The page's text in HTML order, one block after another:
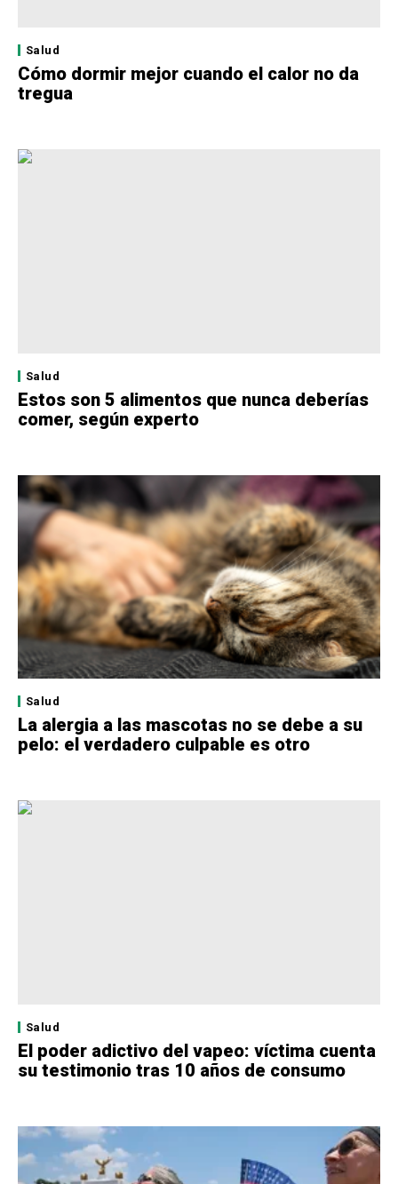
Salud
Cómo dormir mejor cuando el calor no da
tregua
Salud
Estos son 5 alimentos que nunca deberías
comer, según experto
Salud
La alergia a las mascotas no se debe a su
pelo: el verdadero culpable es otro
Salud
El poder adictivo del vapeo: víctima cuenta
su testimonio tras 10 años de consumo